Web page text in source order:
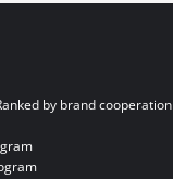
by brand cooperation